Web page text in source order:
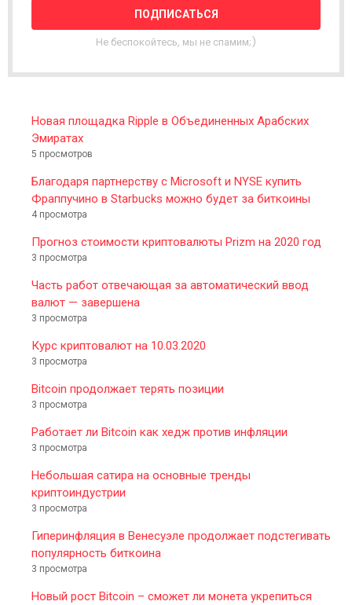
E
R
Не беспокойтесь, мы не спамим;)
Новая площадка Ripple в Объединенных Арабских
Эмиратах
5 просмотров
Благодаря партнерству с Microsoft и NYSE купить
Фраппучино в Starbucks можно будет за биткоины
4 просмотра
Прогноз стоимости криптовалюты Prizm на 2020 год
3 просмотра
Часть работ отвечающая за автоматический ввод
валют — завершена
3 просмотра
Курс криптовалют на 10.03.2020
3 просмотра
Bitcoin продолжает терять позиции
3 просмотра
Работает ли Bitcoin как хедж против инфляции
3 просмотра
Небольшая сатира на основные тренды
криптоиндустрии
3 просмотра
Гиперинфляция в Венесуэле продолжает подстегивать
популярность биткоина
3 просмотра
Новый рост Bitcoin – сможет ли монета укрепиться